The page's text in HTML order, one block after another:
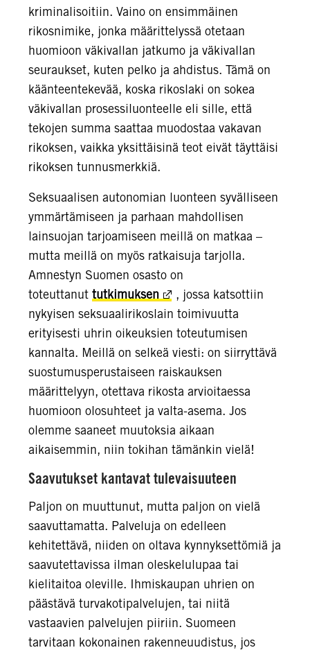
kriminalisoitiin. Vaino on ensimmäinen
rikosnimike, jonka määrittelyssä otetaan
huomioon väkivallan jatkumo ja väkivallan
seuraukset, kuten pelko ja ahdistus. Tämä on
käänteentekevää, koska rikoslaki on sokea
väkivallan prosessiluonteelle eli sille, että
tekojen summa saattaa muodostaa vakavan
rikoksen, vaikka yksittäisinä teot eivät täyttäisi
rikoksen tunnusmerkkiä.
Seksuaalisen autonomian luonteen syvälliseen
ymmärtämiseen ja parhaan mahdollisen
lainsuojan tarjoamiseen meillä on matkaa –
mutta meillä on myös ratkaisuja tarjolla.
Amnestyn Suomen osasto on
toteuttanut tutkimuksen
, jossa katsottiin
nykyisen seksuaalirikoslain toimivuutta
erityisesti uhrin oikeuksien toteutumisen
kannalta. Meillä on selkeä viesti: on siirryttävä
suostumusperustaiseen raiskauksen
määrittelyyn, otettava rikosta arvioitaessa
huomioon olosuhteet ja valta-asema. Jos
olemme saaneet muutoksia aikaan
aikaisemmin, niin tokihan tämänkin vielä!
Saavutukset kantavat tulevaisuuteen
Paljon on muuttunut, mutta paljon on vielä
saavuttamatta. Palveluja on edelleen
kehitettävä, niiden on oltava kynnyksettömiä ja
saavutettavissa ilman oleskelulupaa tai
kielitaitoa oleville. Ihmiskaupan uhrien on
päästävä turvakotipalvelujen, tai niitä
vastaavien palvelujen piiriin. Suomeen
tarvitaan kokonainen rakenneuudistus, jos